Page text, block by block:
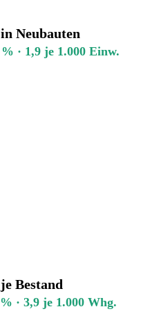
Neubauten
· 1,9 je 1.000 Einw.
Bestand
· 3,9 je 1.000 Whg.